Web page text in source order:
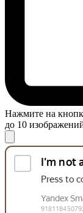
Нажмите на
до 10